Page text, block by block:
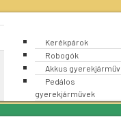
Kerékpárok
Robogók
Akkus
Pedálos
gyerekjárművek